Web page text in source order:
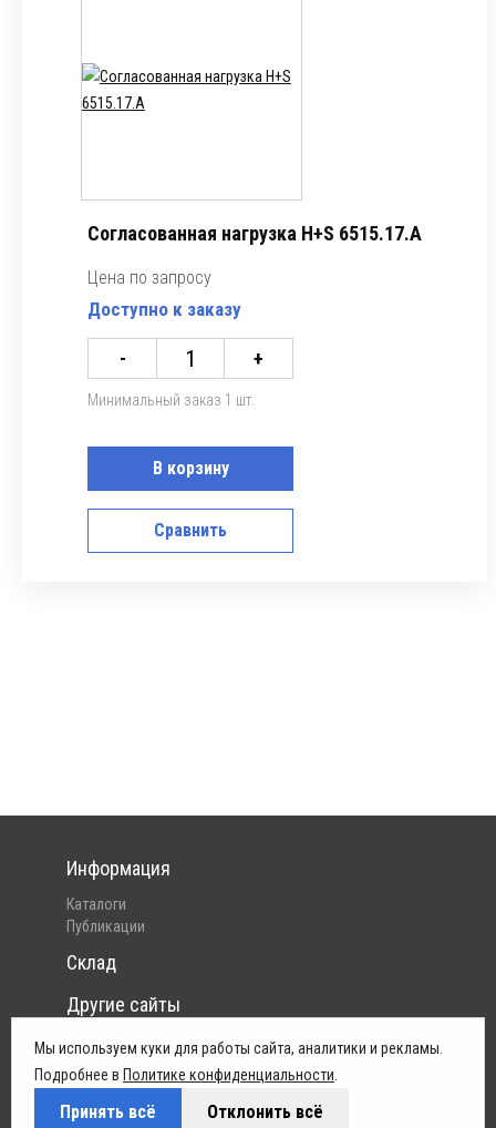
Согласованная нагрузка H+S 6515.17.A
Цена по запросу
Доступно к заказу
- +
Минимальный заказ 1 шт.
В корзину
Сравнить
Информация
Каталоги
Публикации
Склад
Другие сайты
Интернет-магазин Pelican
Юридическая информация
Политика конфиденциальности
Мы используем куки для работы сайта, аналитики и рекламы.
Подробнее в Политике конфиденциальности
Принять всё Отклонить всё